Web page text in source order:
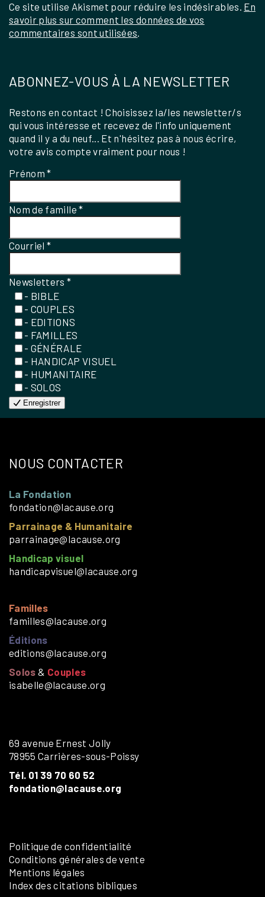
Ce site utilise Akismet pour réduire les indésirables. En
savoir plus sur comment les données de vos
commentaires sont utilisées.
ABONNEZ-VOUS À LA NEWSLETTER
Restons en contact ! Choisissez la/les newsletter/s
qui vous intéresse et recevez de l'info uniquement
quand il y a du neuf... Et n'hésitez pas à nous écrire,
votre avis compte vraiment pour nous !
Prénom*
Nom de famille*
Courriel*
Newsletters*
- BIBLE
- COUPLES
- EDITIONS
- FAMILLES
- GÉNÉRALE
- HANDICAP VISUEL
- HUMANITAIRE
- SOLOS
Enregistrer
NOUS CONTACTER
La Fondation
fondation@lacause.org
Parrainage & Humanitaire
parrainage@lacause.org
Handicap visuel
handicapvisuel@lacause.org
Familles
familles@lacause.org
Éditions
editions@lacause.org
Solos & Couples
isabelle@lacause.org
69 avenue Ernest Jolly
78955 Carrières-sous-Poissy
Tél. 01 39 70 60 52
fondation@lacause.org
Politique de confidentialité
Conditions générales de vente
Mentions légales
Index des citations bibliques